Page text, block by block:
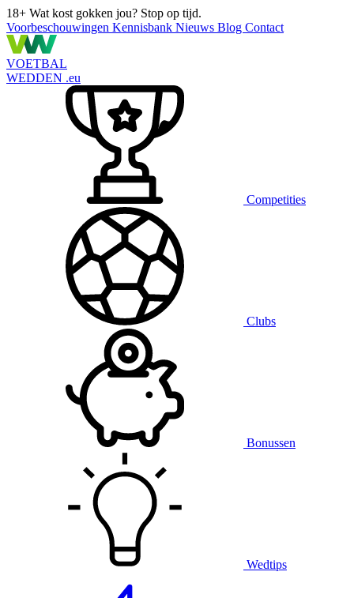
18+ Wat kost gokken jou? Stop op tijd.
Voorbeschouwingen Kennisbank Nieuws Blog Contact
VOETBAL
WEDDEN .eu
Competities
Clubs
Bonussen
Wedtips